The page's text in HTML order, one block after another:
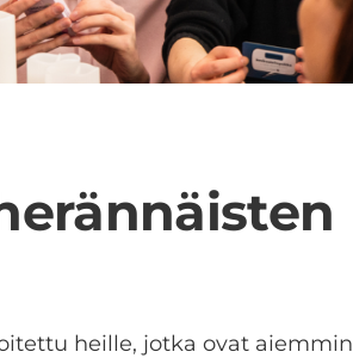
heille, jotka ovat aiemmin